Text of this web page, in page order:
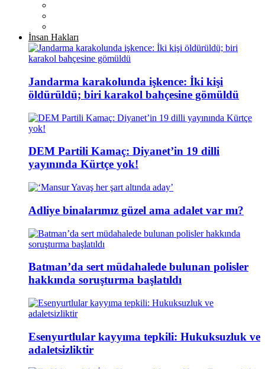
İnsan Hakları
Jandarma karakolunda işkence: İki kişi
öldürüldü; biri karakol bahçesine gömüldü
DEM Partili Kamaç: Diyanet’in 19 dilli
yayınında Kürtçe yok!
Adliye binalarımız güzel ama adalet var mı?
Batman’da sert müdahalede bulunan polisler
hakkında soruşturma başlatıldı
Esenyurtlular kayyıma tepkili: Hukuksuzluk ve
adaletsizliktir